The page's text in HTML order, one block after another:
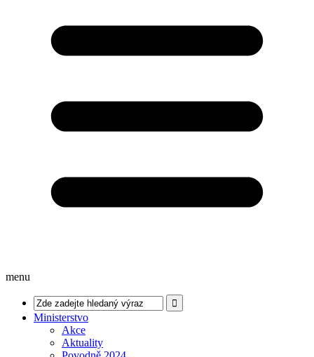
menu
Ministerstvo
Akce
Aktuality